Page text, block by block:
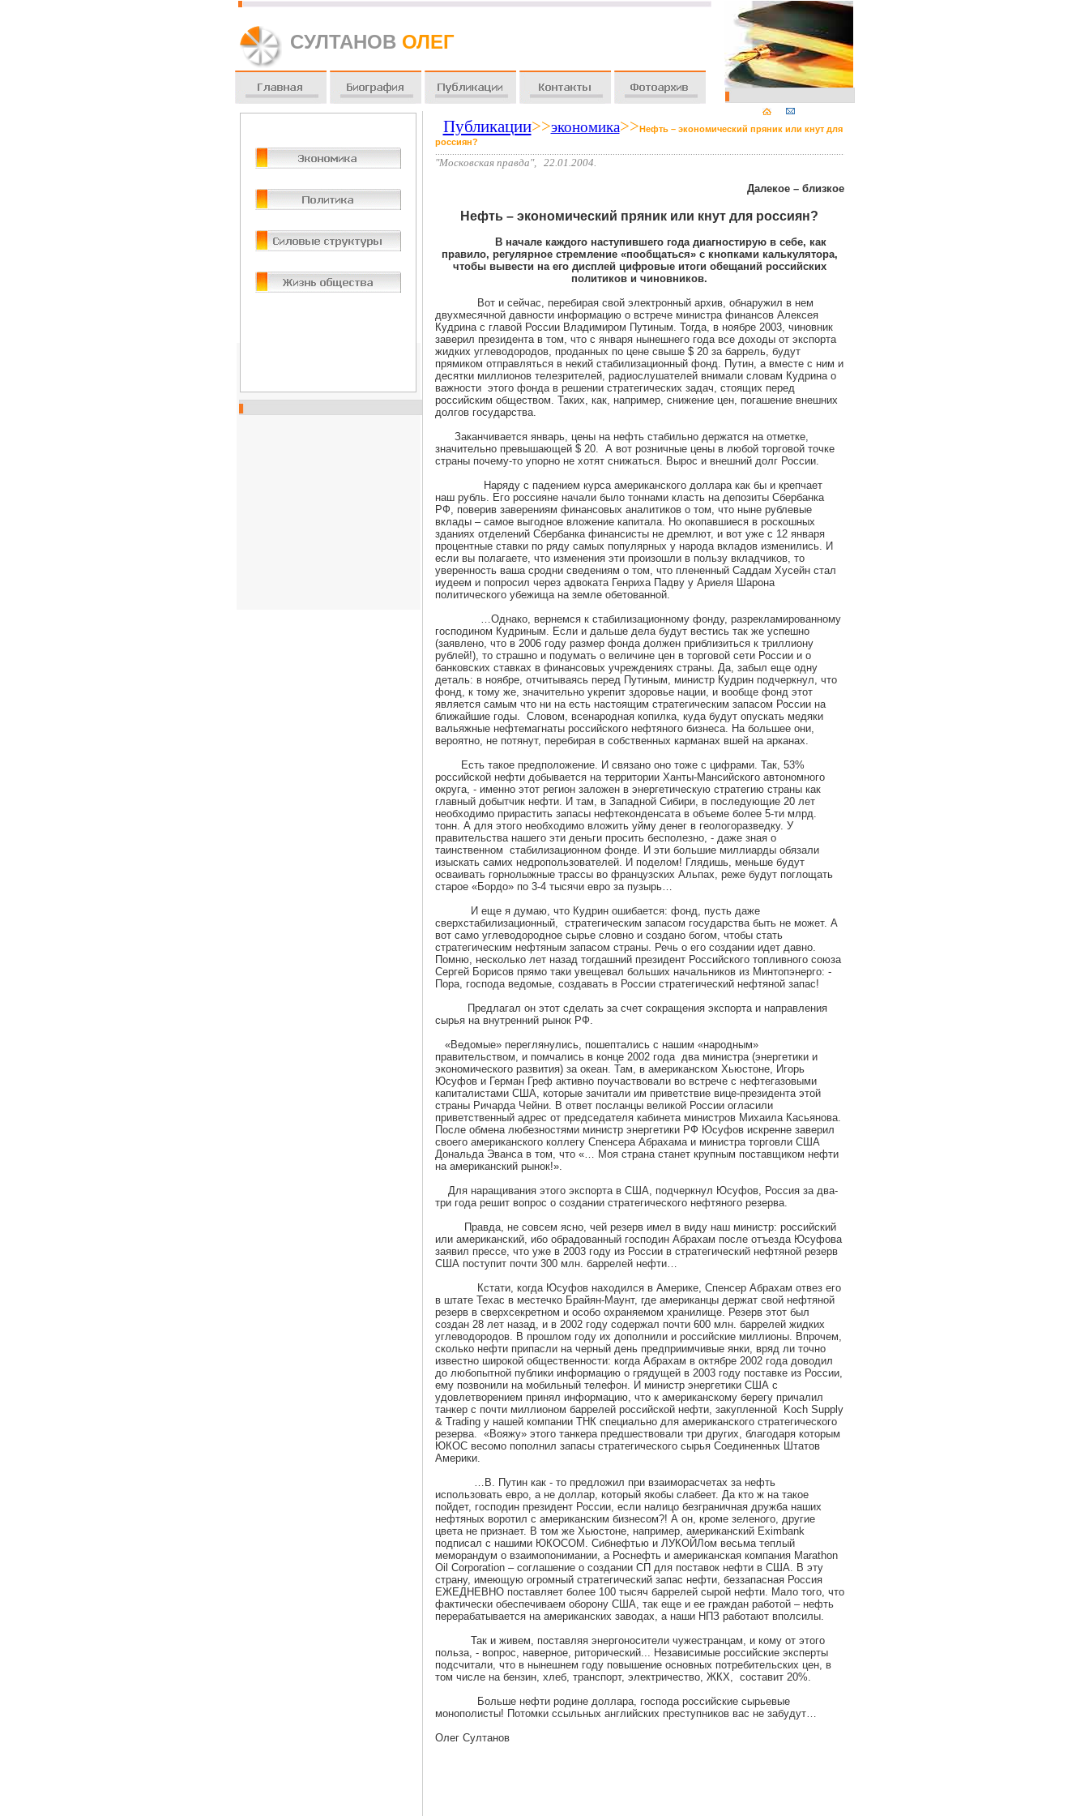
Публикации>>экономика>>Нефть – экономический пряник или кнут для
россиян?
"Московская правда", 22.01.2004.
Далекое – близкое
Нефть – экономический пряник или кнут для россиян?
В начале каждого наступившего года диагностирую в себе, как
правило, регулярное стремление «пообщаться» с кнопками калькулятора,
чтобы вывести на его дисплей цифровые итоги обещаний российских
политиков и чиновников.
Вот и сейчас, перебирая свой электронный архив, обнаружил в нем
двухмесячной давности информацию о встрече министра финансов Алексея
Кудрина с главой России Владимиром Путиным. Тогда, в ноябре 2003, чиновник
заверил президента в том, что с января нынешнего года все доходы от экспорта
жидких углеводородов, проданных по цене свыше $ 20 за баррель, будут
прямиком отправляться в некий стабилизационный фонд. Путин, а вместе с ним и
десятки миллионов телезрителей, радиослушателей внимали словам Кудрина о
важности этого фонда в решении стратегических задач, стоящих перед
российским обществом. Таких, как, например, снижение цен, погашение внешних
долгов государства.
Заканчивается январь, цены на нефть стабильно держатся на отметке,
значительно превышающей $ 20. А вот розничные цены в любой торговой точке
страны почему-то упорно не хотят снижаться. Вырос и внешний долг России.
Наряду с падением курса американского доллара как бы и крепчает
наш рубль. Его россияне начали было тоннами класть на депозиты Сбербанка
РФ, поверив заверениям финансовых аналитиков о том, что ныне рублевые
вклады – самое выгодное вложение капитала. Но окопавшиеся в роскошных
зданиях отделений Сбербанка финансисты не дремлют, и вот уже с 12 января
процентные ставки по ряду самых популярных у народа вкладов изменились. И
если вы полагаете, что изменения эти произошли в пользу вкладчиков, то
уверенность ваша сродни сведениям о том, что плененный Саддам Хусейн стал
иудеем и попросил через адвоката Генриха Падву у Ариеля Шарона
политического убежища на земле обетованной.
…Однако, вернемся к стабилизационному фонду, разрекламированному
господином Кудриным. Если и дальше дела будут вестись так же успешно
(заявлено, что в 2006 году размер фонда должен приблизиться к триллиону
рублей!), то страшно и подумать о величине цен в торговой сети России и о
банковских ставках в финансовых учреждениях страны. Да, забыл еще одну
деталь: в ноябре, отчитываясь перед Путиным, министр Кудрин подчеркнул, что
фонд, к тому же, значительно укрепит здоровье нации, и вообще фонд этот
является самым что ни на есть настоящим стратегическим запасом России на
ближайшие годы. Словом, всенародная копилка, куда будут опускать медяки
вальяжные нефтемагнаты российского нефтяного бизнеса. На большее они,
вероятно, не потянут, перебирая в собственных карманах вшей на арканах.
Есть такое предположение. И связано оно тоже с цифрами. Так, 53%
российской нефти добывается на территории Ханты-Мансийского автономного
округа, - именно этот регион заложен в энергетическую стратегию страны как
главный добытчик нефти. И там, в Западной Сибири, в последующие 20 лет
необходимо прирастить запасы нефтеконденсата в объеме более 5-ти млрд.
тонн. А для этого необходимо вложить уйму денег в геологоразведку. У
правительства нашего эти деньги просить бесполезно, - даже зная о
таинственном стабилизационном фонде. И эти большие миллиарды обязали
изыскать самих недропользователей. И поделом! Глядишь, меньше будут
осваивать горнолыжные трассы во французских Альпах, реже будут поглощать
старое «Бордо» по 3-4 тысячи евро за пузырь…
И еще я думаю, что Кудрин ошибается: фонд, пусть даже
сверхстабилизационный, стратегическим запасом государства быть не может. А
вот само углеводородное сырье словно и создано богом, чтобы стать
стратегическим нефтяным запасом страны. Речь о его создании идет давно.
Помню, несколько лет назад тогдашний президент Российского топливного союза
Сергей Борисов прямо таки увещевал больших начальников из Минтопэнерго: -
Пора, господа ведомые, создавать в России стратегический нефтяной запас!
Предлагал он этот сделать за счет сокращения экспорта и направления
сырья на внутренний рынок РФ.
«Ведомые» переглянулись, пошептались с нашим «народным»
правительством, и помчались в конце 2002 года два министра (энергетики и
экономического развития) за океан. Там, в американском Хьюстоне, Игорь
Юсуфов и Герман Греф активно поучаствовали во встрече с нефтегазовыми
капиталистами США, которые зачитали им приветствие вице-президента этой
страны Ричарда Чейни. В ответ посланцы великой России огласили
приветственный адрес от председателя кабинета министров Михаила Касьянова.
После обмена любезностями министр энергетики РФ Юсуфов искренне заверил
своего американского коллегу Спенсера Абрахама и министра торговли США
Дональда Эванса в том, что «… Моя страна станет крупным поставщиком нефти
на американский рынок!».
Для наращивания этого экспорта в США, подчеркнул Юсуфов, Россия за два-
три года решит вопрос о создании стратегического нефтяного резерва.
Правда, не совсем ясно, чей резерв имел в виду наш министр: российский
или американский, ибо обрадованный господин Абрахам после отъезда Юсуфова
заявил прессе, что уже в 2003 году из России в стратегический нефтяной резерв
США поступит почти 300 млн. баррелей нефти…
Кстати, когда Юсуфов находился в Америке, Спенсер Абрахам отвез его
в штате Техас в местечко Брайян-Маунт, где американцы держат свой нефтяной
резерв в сверхсекретном и особо охраняемом хранилище. Резерв этот был
создан 28 лет назад, и в 2002 году содержал почти 600 млн. баррелей жидких
углеводородов. В прошлом году их дополнили и российские миллионы. Впрочем,
сколько нефти припасли на черный день предприимчивые янки, вряд ли точно
известно широкой общественности: когда Абрахам в октябре 2002 года доводил
до любопытной публики информацию о грядущей в 2003 году поставке из России,
ему позвонили на мобильный телефон. И министр энергетики США с
удовлетворением принял информацию, что к американскому берегу причалил
танкер с почти миллионом баррелей российской нефти, закупленной Koch Supply
& Trading у нашей компании ТНК специально для американского стратегического
резерва. «Вояжу» этого танкера предшествовали три других, благодаря которым
ЮКОС весомо пополнил запасы стратегического сырья Соединенных Штатов
Америки.
…В. Путин как - то предложил при взаиморасчетах за нефть
использовать евро, а не доллар, который якобы слабеет. Да кто ж на такое
пойдет, господин президент России, если налицо безграничная дружба наших
нефтяных воротил с американским бизнесом?! А он, кроме зеленого, другие
цвета не признает. В том же Хьюстоне, например, американский Eximbank
подписал с нашими ЮКОСОМ. Сибнефтью и ЛУКОЙЛом весьма теплый
меморандум о взаимопонимании, а Роснефть и американская компания Marathon
Oil Corporation – соглашение о создании СП для поставок нефти в США. В эту
страну, имеющую огромный стратегический запас нефти, беззапасная Россия
ЕЖЕДНЕВНО поставляет более 100 тысяч баррелей сырой нефти. Мало того, что
фактически обеспечиваем оборону США, так еще и ее граждан работой – нефть
перерабатывается на американских заводах, а наши НПЗ работают вполсилы.
Так и живем, поставляя энергоносители чужестранцам, и кому от этого
польза, - вопрос, наверное, риторический... Независимые российские эксперты
подсчитали, что в нынешнем году повышение основных потребительских цен, в
том числе на бензин, хлеб, транспорт, электричество, ЖКХ, составит 20%.
Больше нефти родине доллара, господа российские сырьевые
монополисты! Потомки ссыльных английских преступников вас не забудут…
Олег Султанов
СУЛТАНОВ ОЛЕГ